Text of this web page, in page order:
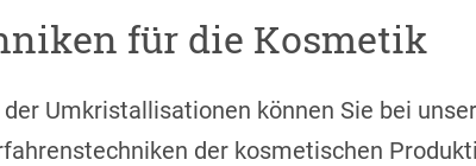
für die Kosmetik
Umkristallisationen können Sie bei
der kosmetischen